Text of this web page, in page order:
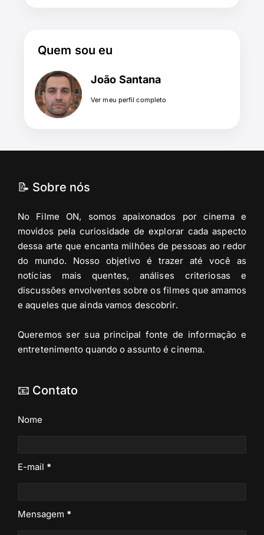
Quem sou eu
João Santana
Ver meu perfil completo
📝 Sobre nós
No Filme ON, somos apaixonados por cinema e
movidos pela curiosidade de explorar cada aspecto
dessa arte que encanta milhões de pessoas ao redor
do mundo. Nosso objetivo é trazer até você as
notícias mais quentes, análises criteriosas e
discussões envolventes sobre os filmes que amamos
e aqueles que ainda vamos descobrir.
Queremos ser sua principal fonte de informação e
entretenimento quando o assunto é cinema.
📧 Contato
Nome
E-mail *
Mensagem *